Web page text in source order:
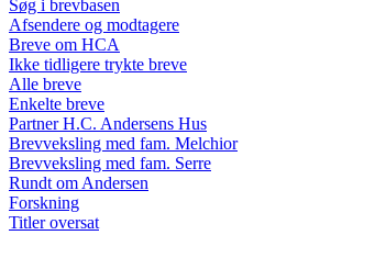
Søg i brevbasen
Afsendere og modtagere
Breve om HCA
Ikke tidligere trykte breve
Alle breve
Enkelte breve
Partner H.C. Andersens Hus
Brevveksling med fam. Melchior
Brevveksling med fam. Serre
Rundt om Andersen
Forskning
Titler oversat